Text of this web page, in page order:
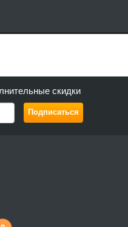
скидки